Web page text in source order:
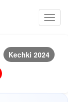
Kechki 2024